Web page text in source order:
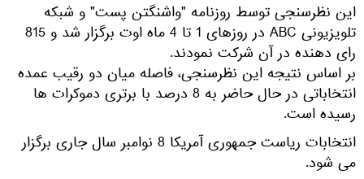
این نظرسنجی توسط روزنامه "واشنگتن پست" و شبکه
تلویزیونی ABC در روزهای 1 تا 4 ماه اوت برگزار شد و 815
رای دهنده در آن شرکت نمودند.
بر اساس نتیجه این نظرسنجی، فاصله میان دو رقیب عمده
انتخاباتی در حال حاضر به 8 درصد با برتری دموکرات ها
رسیده است.
انتخابات ریاست جمهوری آمریکا 8 نوامبر سال جاری برگزار
می شود.